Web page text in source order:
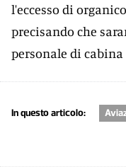
l'eccesso di
precisando che
personale di cabina
In questo articolo: